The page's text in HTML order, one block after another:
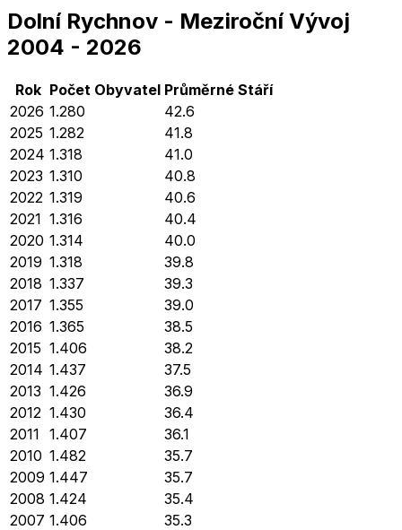
Dolní Rychnov - Meziroční Vývoj
2004 - 2026
Rok Počet Obyvatel Průměrné Stáří
2026 1.280
42.6
2025 1.282
41.8
2024 1.318
41.0
2023 1.310
40.8
2022 1.319
40.6
2021 1.316
40.4
2020 1.314
40.0
2019 1.318
39.8
2018 1.337
39.3
2017 1.355
39.0
2016 1.365
38.5
2015 1.406
38.2
2014 1.437
37.5
2013 1.426
36.9
2012 1.430
36.4
2011 1.407
36.1
2010 1.482
35.7
2009 1.447
35.7
2008 1.424
35.4
2007 1.406 35.3